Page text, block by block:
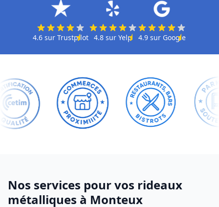
4.6 sur Trustpilot 4.8 sur Yelp 4.9sur Google
Nos services pour vos rideaux
métalliques à Monteux